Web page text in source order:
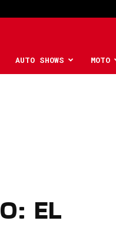
AUTO SHOWS MOTO
EL